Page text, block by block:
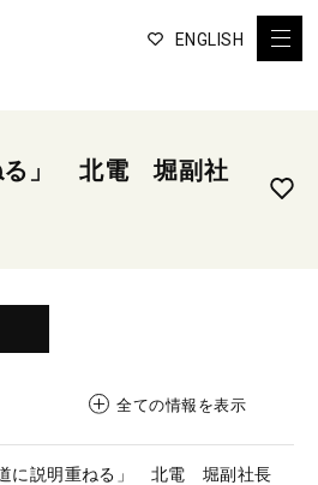
ENGLISH
る」 北電 堀副社
全ての情報を表示
道に説明重ねる」 北電 堀副社長